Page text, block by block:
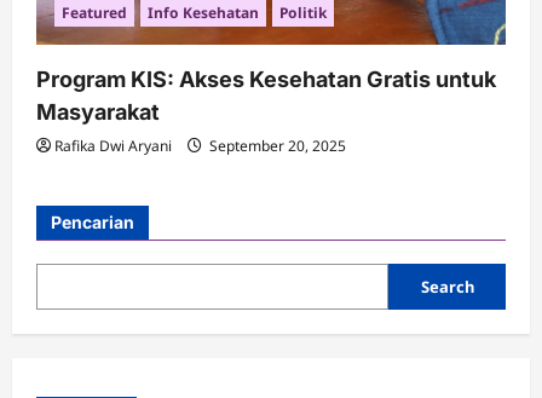
Featured Info Kesehatan Politik
Program KIS: Akses Kesehatan Gratis untuk
Masyarakat
Rafika Dwi Aryani September 20, 2025
Pencarian
Search